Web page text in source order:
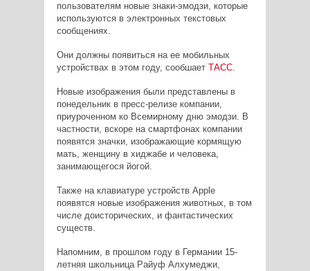
пользователям новые знаки-эмодзи, которые
используются в электронных текстовых
сообщениях.
Они должны появиться на ее мобильных
устройствах в этом году, сообшает ТАСС.
Новые изображения были представлены в
понедельник в пресс-релизе компании,
приуроченном ко Всемирному дню эмодзи. В
частности, вскоре на смартфонах компании
появятся значки, изображающие кормящую
мать, женщину в хиджабе и человека,
занимающегося йогой.
Также на клавиатуре устройств Apple
появятся новые изображения животных, в том
числе доисторических, и фантастических
существ.
Напомним, в прошлом году в Германии 15-
летняя школьница Райуф Алхумеджи,